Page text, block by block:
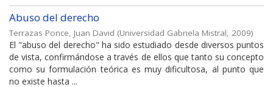
Abuso del derecho
Terrazas Ponce, Juan David (Universidad Gabriela Mistral, 2009)
El "abuso del derecho" ha sido estudiado desde diversos puntos
de vista, confirmándose a través de ellos que tanto su concepto
como su formulación teórica es muy dificultosa, al punto que
no existe hasta ...